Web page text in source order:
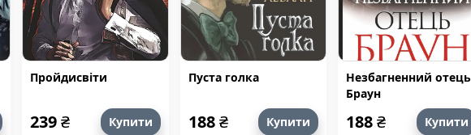
Пройдисвіти
239₴ Купити
Пуста голка
188₴ Купити
Незбагненний отець
Браун
188₴ Купити